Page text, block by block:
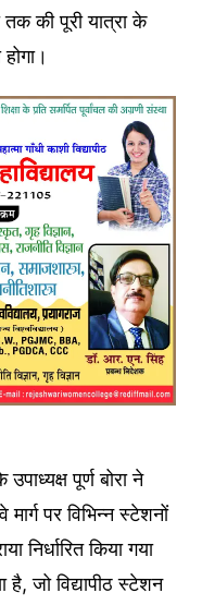
की पूरी यात्रा के
पूर्ण बोरा ने
पर विभिन्न स्टेशनों
किया गया
जो विद्यापीठ स्टेशन